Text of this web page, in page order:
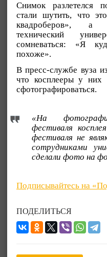
Снимок разлетелся
стали шутить, что
квадроберов», а
технический
сомневаться: «Я
похоже».
В пресс-службе вуза
что косплееры у них
сфотографироваться.
«На
фестиваля
фестиваля не
сотрудниками
сделали фото на
Подписывайтесь на
ПОДЕЛИТЬСЯ